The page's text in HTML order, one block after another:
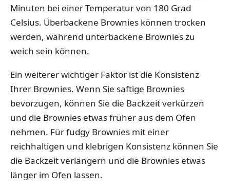
Minuten bei einer Temperatur von 180 Grad
Celsius. Überbackene Brownies können trocken
werden, während unterbackene Brownies zu
weich sein können.
Ein weiterer wichtiger Faktor ist die Konsistenz
Ihrer Brownies. Wenn Sie saftige Brownies
bevorzugen, können Sie die Backzeit verkürzen
und die Brownies etwas früher aus dem Ofen
nehmen. Für fudgy Brownies mit einer
reichhaltigen und klebrigen Konsistenz können Sie
die Backzeit verlängern und die Brownies etwas
länger im Ofen lassen.